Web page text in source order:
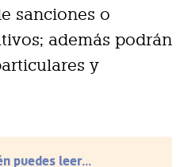
sanciones o
además podrán
y
puedes leer...